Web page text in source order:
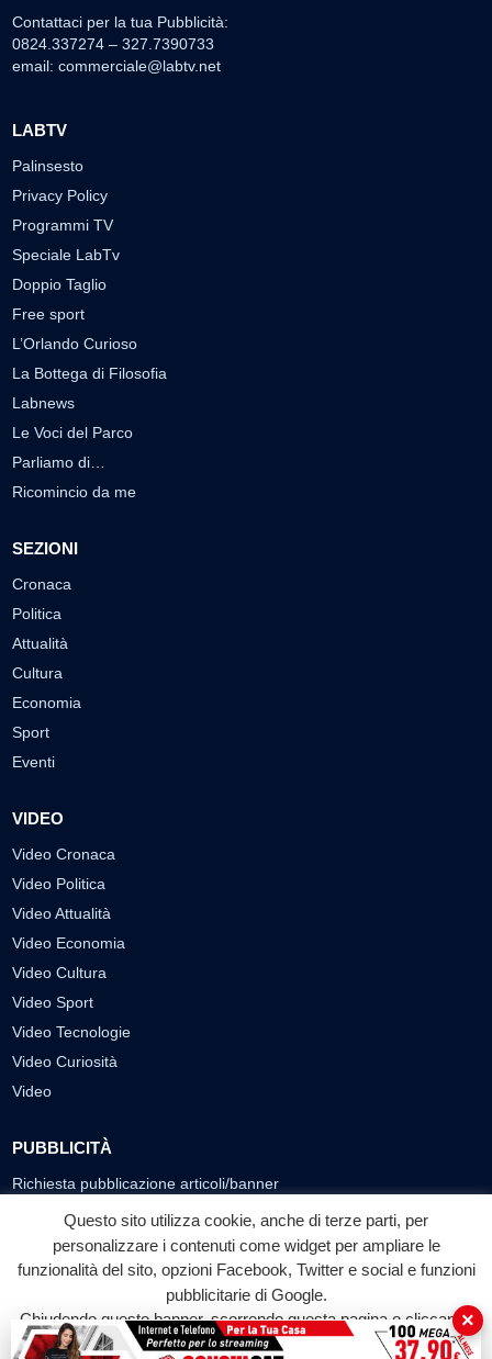
Contattaci per la tua Pubblicità:
0824.337274 – 327.7390733
email: commerciale@labtv.net
LABTV
Palinsesto
Privacy Policy
Programmi TV
Speciale LabTv
Doppio Taglio
Free sport
L’Orlando Curioso
La Bottega di Filosofia
Labnews
Le Voci del Parco
Parliamo di…
Ricomincio da me
SEZIONI
Cronaca
Politica
Attualità
Cultura
Economia
Sport
Eventi
VIDEO
Video Cronaca
Video Politica
Video Attualità
Video Economia
Video Cultura
Video Sport
Video Tecnologie
Video Curiosità
Video
PUBBLICITÀ
Richiesta pubblicazione articoli/banner
SEGUICI SUI SOCIAL
f
Facebook
◎ ▶
YouTube
Questo sito utilizza cookie, anche di terze parti, per
personalizzare i contenuti come widget per ampliare le
funzionalità del sito, opzioni Facebook, Twitter e social e funzioni
pubblicitarie di Google.
Chiudendo questo banner, scorrendo questa pagina o cliccando
su qualunque suo elemento acconsenti all'uso dei cookie.
×